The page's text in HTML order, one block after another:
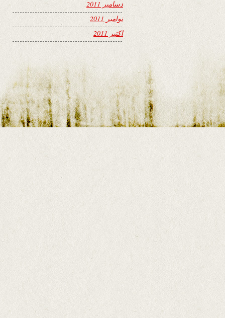
دسامبر 2011
نوامبر 2011
اکتبر 2011